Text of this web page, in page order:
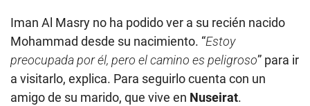
Iman Al Masry no ha podido ver a su recién nacido
Mohammad desde su nacimiento. “Estoy
preocupada por él, pero el camino es peligroso” para ir
a visitarlo, explica. Para seguirlo cuenta con un
amigo de su marido, que vive en Nuseirat.